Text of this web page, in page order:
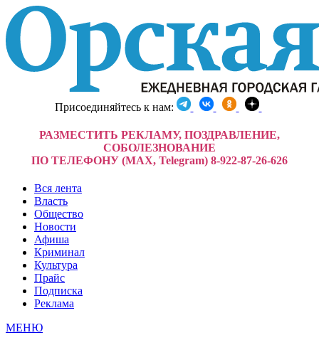
Присоединяйтесь к нам:
РАЗМЕСТИТЬ РЕКЛАМУ, ПОЗДРАВЛЕНИЕ,
СОБОЛЕЗНОВАНИЕ
ПО ТЕЛЕФОНУ (MAX, Telegram) 8-922-87-26-626
Вся лента
Власть
Общество
Новости
Афиша
Криминал
Культура
Прайс
Подписка
Реклама
МЕНЮ